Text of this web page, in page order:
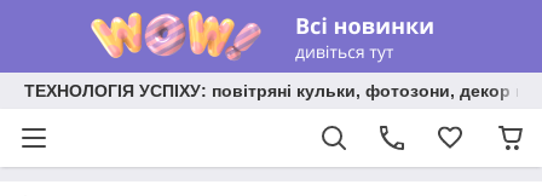
ТЕХНОЛОГІЯ УСПІХУ: повітряні кульки, фотозони, декор на